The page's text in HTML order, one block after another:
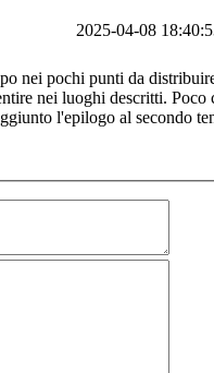
2025-04-08
nei pochi punti da
nei luoghi descritti.
l'epilogo al secondo